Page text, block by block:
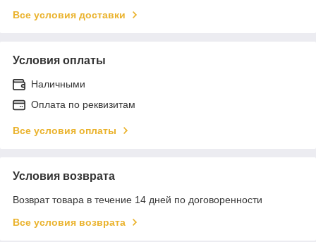
Все условия доставки
Условия оплаты
Наличными
Оплата по реквизитам
Все условия оплаты
Условия возврата
Возврат товара в течение 14 дней по договоренности
Все условия возврата